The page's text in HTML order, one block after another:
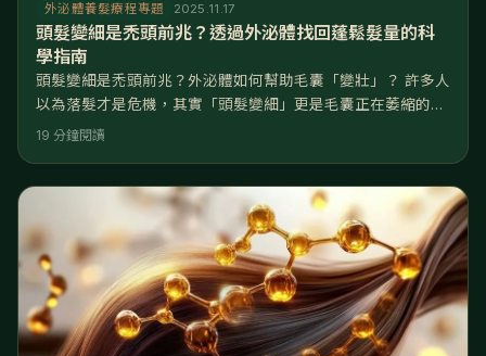
外泌體養髮療程專題 2025.11.17
頭髮變細是禿頭前兆？透過外泌體找回蓬鬆髮量的科
學指南
頭髮變細是禿頭前兆？外泌體如何幫助毛囊「變壯」？ 許多人
以為落髮才是危機，其實「頭髮變細」更是毛囊正在萎縮的危
險信號。這篇文章將帶您了解生物科技如何解決這個難題： 破
（如VEGF、FGF），能直接誘導毛囊延長生長期，讓新長出
的頭髮直徑變粗。 與藥物差異：生髮水(Minoxidil)容易長出
19 分鐘閱讀